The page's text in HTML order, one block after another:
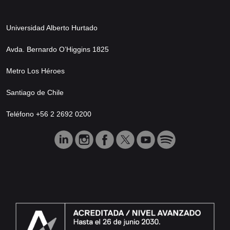
Universidad Alberto Hurtado
Avda. Bernardo O’Higgins 1825
Metro Los Héroes
Santiago de Chile
Teléfono +56 2 2692 0200